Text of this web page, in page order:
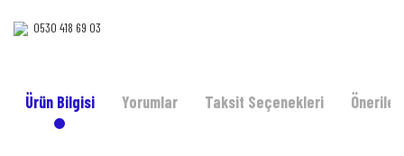
0530 418 69 03‎‎
Ürün Bilgisi Yorumlar Taksit Seçenekleri